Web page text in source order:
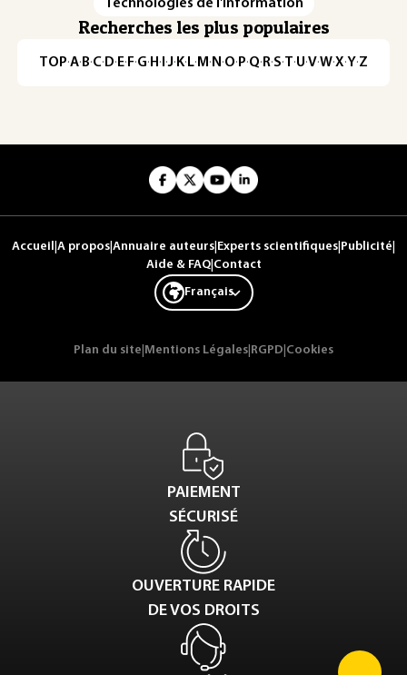
Technologies de l'information
Recherches les plus populaires
TOP·A·B·C·D·E·F·G·H·I·J·K·L·M·N·O·P·Q·R·S·T·U·V·W·X·Y·Z
Accueil A propos Annuaire auteurs Experts scientifiques Publicité
Aide & FAQ| Contact
Français
Plan du site Mentions Légales RGPD Cookies
PAIEMENT
SÉCURISÉ
OUVERTURE RAPIDE
DE VOS DROITS